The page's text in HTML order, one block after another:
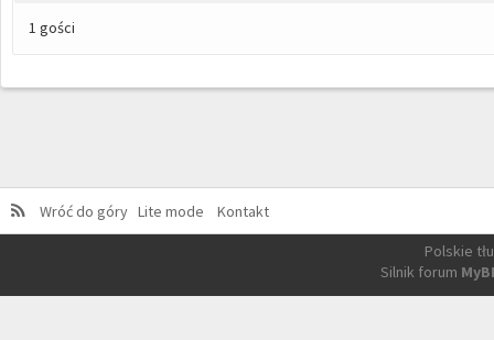
1 gości
Wróć do góry Lite mode
Kontakt
Polskie
Silnik forum